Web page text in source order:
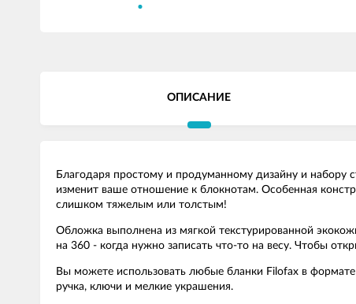
ОПИСАНИЕ
Благодаря простому и продуманному дизайну и набору
изменит ваше отношение к блокнотам. Особенная
слишком тяжелым или толстым!
Обложка выполнена из мягкой текстурированной
на 360 - когда нужно записать что-то на весу. Чтобы
Вы можете использовать любые бланки Filofax в
ручка, ключи и мелкие украшения.